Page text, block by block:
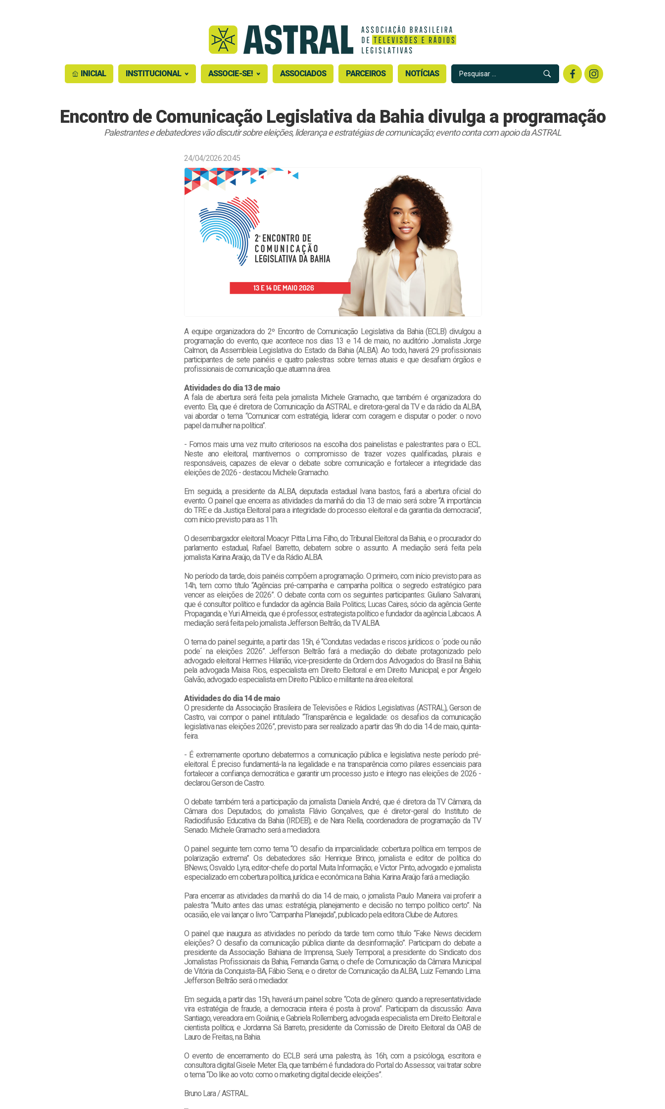
INICIAL INSTITUCIONAL ASSOCIE-SE! ASSOCIADOS PARCEIROS NOTÍCIAS
Encontro de Comunicação Legislativa da Bahia divulga a programação
Palestrantes e debatedores vão discutir sobre eleições, liderança e estratégias de comunicação; evento conta com apoio da ASTRAL
24/04/2026 20:45
A equipe organizadora do 2º Encontro de Comunicação Legislativa da Bahia (ECLB) divulgou a
programação do evento, que acontece nos dias 13 e 14 de maio, no auditório Jornalista Jorge
Calmon, da Assembleia Legislativa do Estado da Bahia (ALBA). Ao todo, haverá 29 profissionais
participantes de sete painéis e quatro palestras sobre temas atuais e que desafiam órgãos e
profissionais de comunicação que atuam na área.
Atividades do dia 13 de maio
A fala de abertura será feita pela jornalista Michele Gramacho, que também é organizadora do
evento. Ela, que é diretora de Comunicação da ASTRAL e diretora-geral da TV e da rádio da ALBA,
vai abordar o tema “Comunicar com estratégia, liderar com coragem e disputar o poder: o novo
papel da mulher na política”.
- Fomos mais uma vez muito criteriosos na escolha dos painelistas e palestrantes para o ECL.
Neste ano eleitoral, mantivemos o compromisso de trazer vozes qualificadas, plurais e
responsáveis, capazes de elevar o debate sobre comunicação e fortalecer a integridade das
eleições de 2026 - destacou Michele Gramacho.
Em seguida, a presidente da ALBA, deputada estadual Ivana bastos, fará a abertura oficial do
evento. O painel que encerra as atividades da manhã do dia 13 de maio será sobre “A importância
do TRE e da Justiça Eleitoral para a integridade do processo eleitoral e da garantia da democracia”,
com início previsto para as 11h.
O desembargador eleitoral Moacyr Pitta Lima Filho, do Tribunal Eleitoral da Bahia, e o procurador do
parlamento estadual, Rafael Barretto, debatem sobre o assunto. A mediação será feita pela
jornalista Karina Araújo, da TV e da Rádio ALBA.
No período da tarde, dois painéis compõem a programação. O primeiro, com início previsto para as
14h, tem como título “Agências pré-campanha e campanha política: o segredo estratégico para
vencer as eleições de 2026”. O debate conta com os seguintes participantes: Giuliano Salvarani,
que é consultor político e fundador da agência Baila Politics; Lucas Caires, sócio da agência Gente
Propaganda; e Yuri Almeida, que é professor, estrategista político e fundador da agência Labcaos. A
mediação será feita pelo jornalista Jefferson Beltrão, da TV ALBA.
O tema do painel seguinte, a partir das 15h, é “Condutas vedadas e riscos jurídicos: o ´pode ou não
pode´ na eleições 2026”. Jefferson Beltrão fará a mediação do debate protagonizado pelo
advogado eleitoral Hermes Hilarião, vice-presidente da Ordem dos Advogados do Brasil na Bahia;
pela advogada Maisa Rios, especialista em Direito Eleitoral e em Direito Municipal; e por Ângelo
Galvão, advogado especialista em Direito Público e militante na área eleitoral.
Atividades do dia 14 de maio
O presidente da Associação Brasileira de Televisões e Rádios Legislativas (ASTRAL), Gerson de
Castro, vai compor o painel intitulado “Transparência e legalidade: os desafios da comunicação
legislativa nas eleições 2026”, previsto para ser realizado a partir das 9h do dia 14 de maio, quinta-
feira.
- É extremamente oportuno debatermos a comunicação pública e legislativa neste período pré-
eleitoral. É preciso fundamentá-la na legalidade e na transparência como pilares essenciais para
fortalecer a confiança democrática e garantir um processo justo e íntegro nas eleições de 2026 -
declarou Gerson de Castro.
O debate também terá a participação da jornalista Daniela André, que é diretora da TV Câmara, da
Câmara dos Deputados; do jornalista Flávio Gonçalves, que é diretor-geral do Instituto de
Radiodifusão Educativa da Bahia (IRDEB); e de Nara Riella, coordenadora de programação da TV
Senado. Michele Gramacho será a mediadora.
O painel seguinte tem como tema “O desafio da imparcialidade: cobertura política em tempos de
polarização extrema”. Os debatedores são: Henrique Brinco, jornalista e editor de política do
BNews; Osvaldo Lyra, editor-chefe do portal Muita Informação; e Victor Pinto, advogado e jornalista
especializado em cobertura política, jurídica e econômica na Bahia. Karina Araújo fará a mediação.
Para encerrar as atividades da manhã do dia 14 de maio, o jornalista Paulo Maneira vai proferir a
palestra “Muito antes das urnas: estratégia, planejamento e decisão no tempo político certo”. Na
ocasião, ele vai lançar o livro “Campanha Planejada”, publicado pela editora Clube de Autores.
O painel que inaugura as atividades no período da tarde tem como título “Fake News decidem
eleições? O desafio da comunicação pública diante da desinformação”. Participam do debate a
presidente da Associação Bahiana de Imprensa, Suely Temporal; a presidente do Sindicato dos
Jornalistas Profissionais da Bahia, Fernanda Gama; o chefe de Comunicação da Câmara Municipal
de Vitória da Conquista-BA, Fábio Sena; e o diretor de Comunicação da ALBA, Luiz Fernando Lima.
Jefferson Beltrão será o mediador.
Em seguida, a partir das 15h, haverá um painel sobre “Cota de gênero: quando a representatividade
vira estratégia de fraude, a democracia inteira é posta à prova”. Participam da discussão: Aava
Santiago, vereadora em Goiânia; e Gabriela Rollemberg, advogada especialista em Direito Eleitoral e
cientista política; e Jordanna Sá Barreto, presidente da Comissão de Direito Eleitoral da OAB de
Lauro de Freitas, na Bahia.
O evento de encerramento do ECLB será uma palestra, às 16h, com a psicóloga, escritora e
consultora digital Gisele Meter. Ela, que também é fundadora do Portal do Assessor, vai tratar sobre
o tema “Do like ao voto: como o marketing digital decide eleições”.
Bruno Lara / ASTRAL.